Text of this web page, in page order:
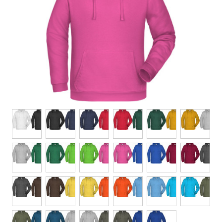
siebdruck auf t-shirts - v